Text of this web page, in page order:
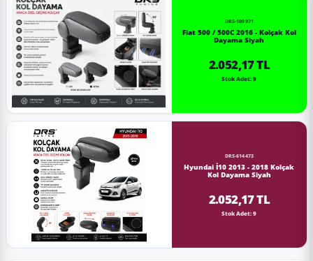
DRS-109971
Fiat 500 / 500C 2016 - Kolçak Kol
Dayama Siyah
2.052,17 TL
Stok Adet: 9
DRS-614473
Hyundai İ10 2013 - 2018 Kolçak
Kol Dayama Siyah
2.052,17 TL
Stok Adet: 9